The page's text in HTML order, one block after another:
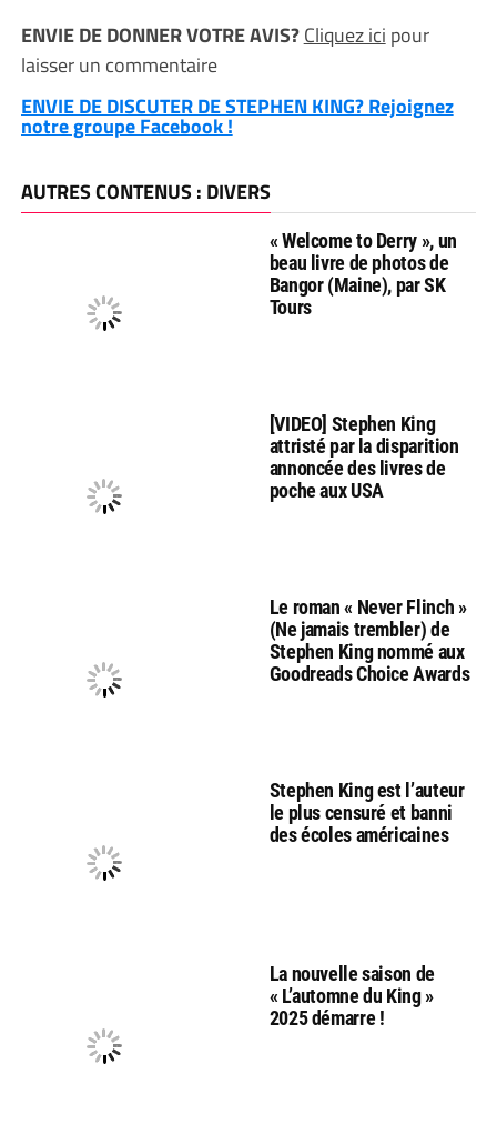
ENVIE DE DONNER VOTRE AVIS?Cliquez ici pour
laisser un commentaire
ENVIE DE DISCUTER DE STEPHEN KING? Rejoignez
notre groupe Facebook !
AUTRES CONTENUS : DIVERS
« Welcome to Derry », un
beau livre de photos de
Bangor (Maine), par SK
Tours
[VIDEO] Stephen King
attristé par la disparition
annoncée des livres de
poche aux USA
Le roman « Never Flinch »
(Ne jamais trembler) de
Stephen King nommé aux
Goodreads Choice Awards
Stephen King est l’auteur
le plus censuré et banni
des écoles américaines
La nouvelle saison de
« L’automne du King »
2025 démarre !